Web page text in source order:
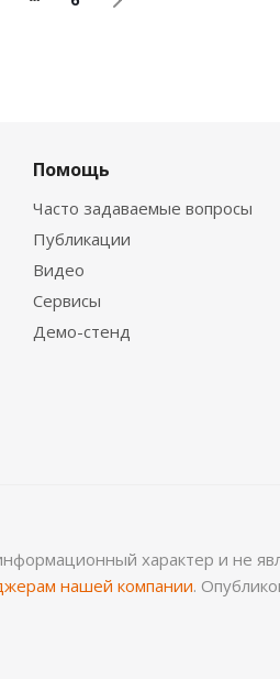
Помощь
Часто задаваемые вопросы
Публикации
Видео
Сервисы
Демо-стенд
характер и не
нашей компании.